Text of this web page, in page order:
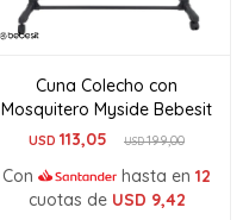
Cuna Colecho con
Mosquitero Myside Bebesit
USD 113,05 USD199,00
Con hasta en 12
cuotas de USD 9,42